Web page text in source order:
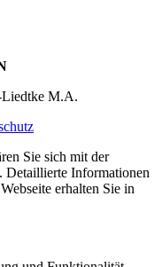
Liedtke M.A.
Sie sich mit der
Detaillierte Informationen
erhalten Sie in